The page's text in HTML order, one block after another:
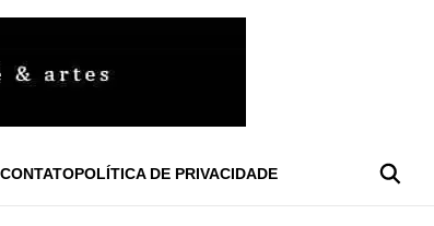
CONTATOPOLÍTICA DE PRIVACIDADE